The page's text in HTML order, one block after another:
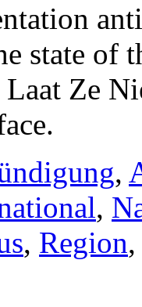
state of
Ze
,
,
, Region,